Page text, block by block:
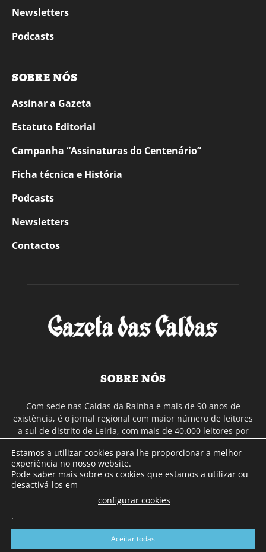
Newsletters
Podcasts
SOBRE NÓS
Assinar a Gazeta
Estatuto Editorial
Campanha “Assinaturas do Centenário”
Ficha técnica e História
Podcasts
Newsletters
Contactos
SOBRE NÓS
Com sede nas Caldas da Rainha e mais de 90 anos de
existência, é o jornal regional com maior número de leitores
a sul de distrito de Leiria, com mais de 40.000 leitores por
Continental e assinatura online.
SIGA-NOS
Estamos a utilizar cookies para lhe proporcionar a melhor
experiência no nosso website.
Pode saber mais sobre os cookies que estamos a utilizar ou
desactivá-los em
configurar cookies
.
Aceitar todas